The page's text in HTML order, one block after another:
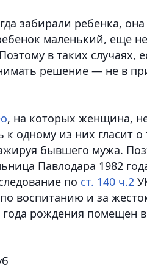
забирали ребенка,
маленький, еще
в таких случаях,
решение — не в
, на которых женщина,
к одному из них гласит
бывшего мужа.
Павлодара 1982
по ст. 140 ч.2
воспитанию и за
рождения помещен